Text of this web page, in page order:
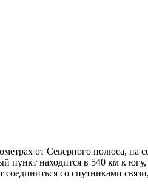
от Северного полюса,
находится в 540 км к
со спутниками